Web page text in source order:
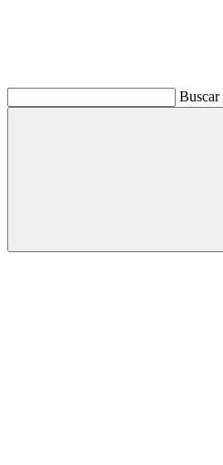
Buscar
Buscar